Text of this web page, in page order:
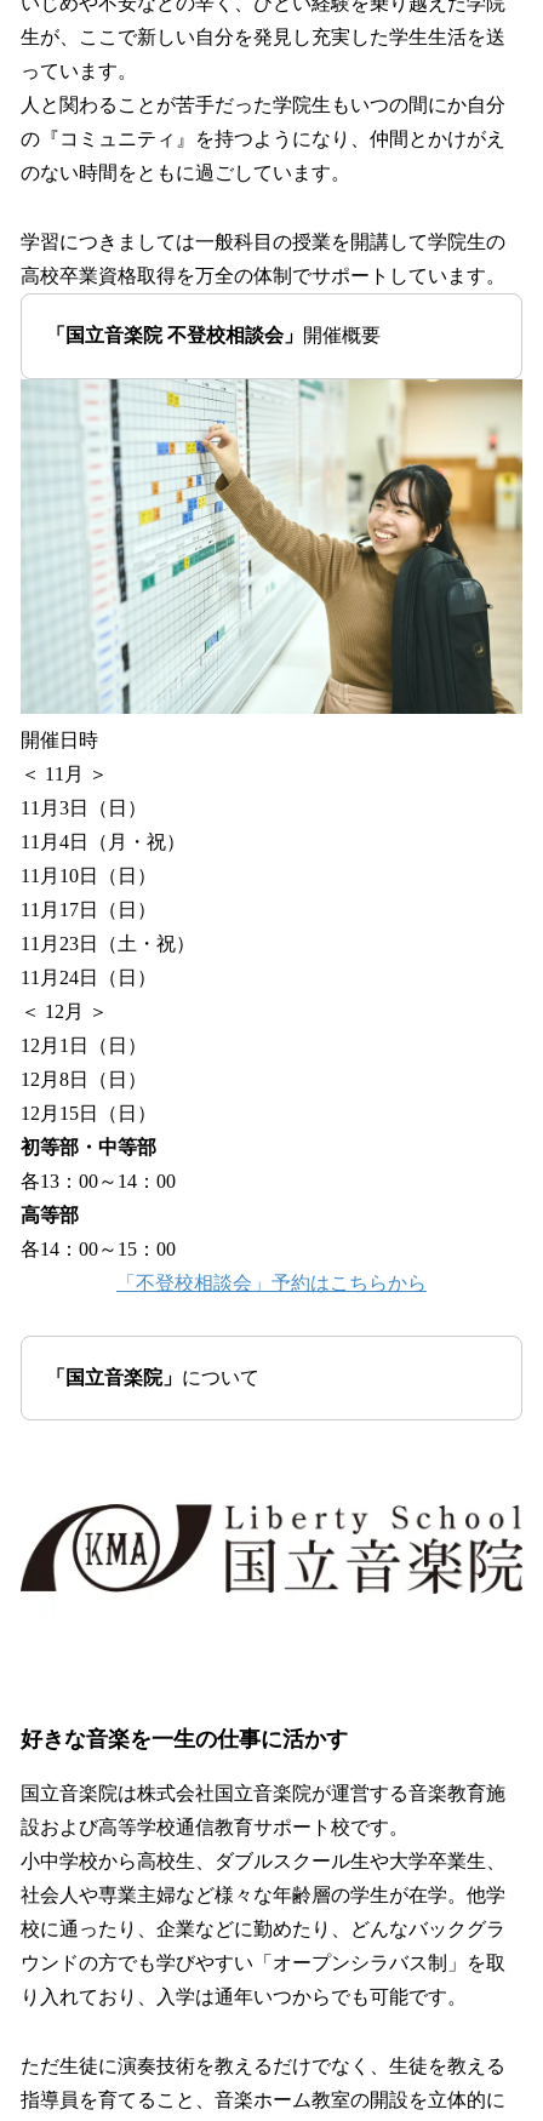
生が、ここで新しい自分を発見し充実した学生生活を送
っています。
人と関わることが苦手だった学院生もいつの間にか自分
の『コミュニティ』を持つようになり、仲間とかけがえ
のない時間をともに過ごしています。
学習につきましては一般科目の授業を開講して学院生の
高校卒業資格取得を万全の体制でサポートしています。
「国立音楽院 不登校相談会」 開催概要
開催日時
＜ 11月 ＞
11月3日（日）
11月4日（月・祝）
11月10日（日）
11月17日（日）
11月23日（土・祝）
11月24日（日）
＜ 12月 ＞
12月1日（日）
12月8日（日）
12月15日（日）
初等部・中等部
各13：00～14：00
高等部
各14：00～15：00
「不登校相談会」予約はこちらから
「国立音楽院」 について
好きな音楽を一生の仕事に活かす
国立音楽院は株式会社国立音楽院が運営する音楽教育施
設および高等学校通信教育サポート校です。
小中学校から高校生、ダブルスクール生や大学卒業生、
社会人や専業主婦など様々な年齢層の学生が在学。他学
校に通ったり、企業などに勤めたり、どんなバックグラ
ウンドの方でも学びやすい「オープンシラバス制」を取
り入れており、入学は通年いつからでも可能です。
ただ生徒に演奏技術を教えるだけでなく、生徒を教える
指導員を育てること、音楽ホーム教室の開設を立体的に